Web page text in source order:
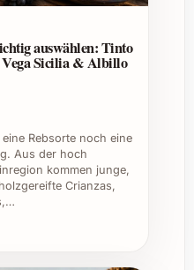
Seine
ihn perfekt für
Freien.
In Restaurants
er für ein hohes
begeistert Gäste mit
Eine
für
Jahrgänge
möchten.
er einen
auswählen: Tinto
Vega Sicilia & Albillo
Rebsorte noch eine
Aus der hoch
kommen junge,
Crianzas,